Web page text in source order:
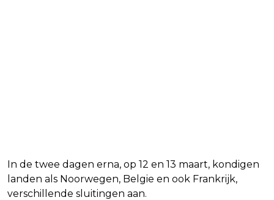
In de twee dagen erna, op 12 en 13 maart, kondigen
landen als Noorwegen, Belgie en ook Frankrijk,
verschillende sluitingen aan.